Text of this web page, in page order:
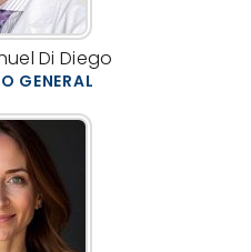
Di Diego
GENERAL